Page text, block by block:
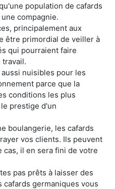
population de cafards
compagnie.
principalement aux
être primordial de veiller à
qui pourraient faire
nuisibles pour les
parce que la
conditions les plus
prestige d'un
boulangerie, les cafards
vos clients. Ils peuvent
cas, il en sera fini de votre
pas prêts à laisser des
germaniques vous